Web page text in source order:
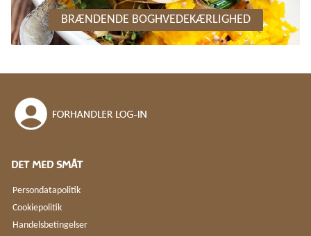
BRÆNDENDE BOGHVEDEKÆRLIGHED
DET MED SMÅT
Persondatapolitik
Cookiepolitik
Handelsbetingelser